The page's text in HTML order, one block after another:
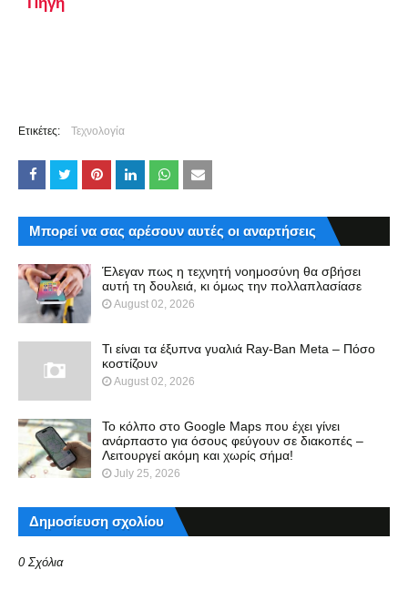
Ετικέτες: Τεχνολογία
Μπορεί να σας αρέσουν αυτές οι αναρτήσεις
Έλεγαν πως η τεχνητή νοημοσύνη θα σβήσει
αυτή τη δουλειά, κι όμως την πολλαπλασίασε
August 02, 2026
Τι είναι τα έξυπνα γυαλιά Ray-Ban Meta – Πόσο
κοστίζουν
August 02, 2026
Το κόλπο στο Google Maps που έχει γίνει
ανάρπαστο για όσους φεύγουν σε διακοπές –
Λειτουργεί ακόμη και χωρίς σήμα!
July 25, 2026
Δημοσίευση σχολίου
0 Σχόλια